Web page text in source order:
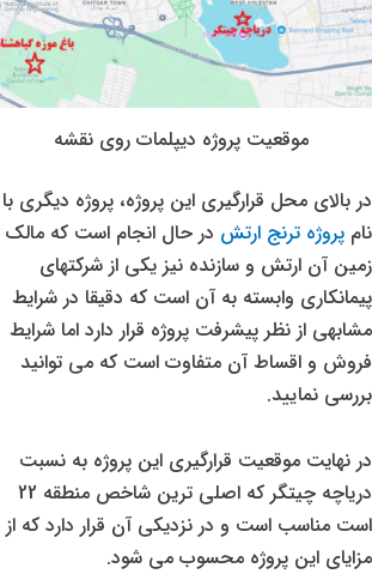
موقعیت پروژه دیپلمات روی نقشه
در بالای محل قرارگیری این پروژه، پروژه دیگری با
نام پروژه ترنج ارتش در حال انجام است که مالک
زمین آن ارتش و سازنده نیز یکی از شرکتهای
پیمانکاری وابسته به آن است که دقیقا در شرایط
مشابهی از نظر پیشرفت پروژه قرار دارد اما شرایط
فروش و اقساط آن متفاوت است که می توانید
بررسی نمایید.
در نهایت موقعیت قرارگیری این پروژه به نسبت
دریاچه چیتگر که اصلی ترین شاخص منطقه 22
است مناسب است و در نزدیکی آن قرار دارد که از
مزایای این پروژه محسوب می شود.